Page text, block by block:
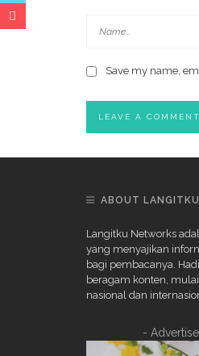
Save my name,
ABOUT
Langitku Networks
yang menyajikan
bagi pembacanya.
beragam konten,
nasional dan
-